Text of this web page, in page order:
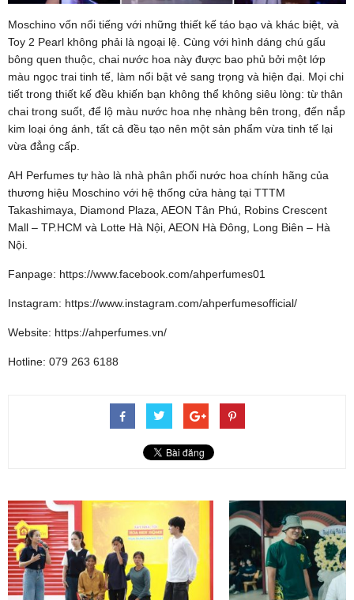
Moschino vốn nổi tiếng với những thiết kế táo bạo và khác biệt, và
Toy 2 Pearl không phải là ngoại lệ. Cùng với hình dáng chú gấu
bông quen thuộc, chai nước hoa này được bao phủ bởi một lớp
màu ngọc trai tinh tế, làm nổi bật vẻ sang trọng và hiện đại. Mọi chi
tiết trong thiết kế đều khiến bạn không thể không siêu lòng: từ thân
chai trong suốt, để lộ màu nước hoa nhẹ nhàng bên trong, đến nắp
kim loại óng ánh, tất cả đều tạo nên một sản phẩm vừa tinh tế lại
vừa đẳng cấp.
AH Perfumes tự hào là nhà phân phối nước hoa chính hãng của
thương hiệu Moschino với hệ thống cửa hàng tại TTTM
Takashimaya, Diamond Plaza, AEON Tân Phú, Robins Crescent
Mall – TP.HCM và Lotte Hà Nội, AEON Hà Đông, Long Biên – Hà
Nội.
Fanpage: https://www.facebook.com/ahperfumes01
Instagram: https://www.instagram.com/ahperfumesofficial/
Website: https://ahperfumes.vn/
Hotline: 079 263 6188